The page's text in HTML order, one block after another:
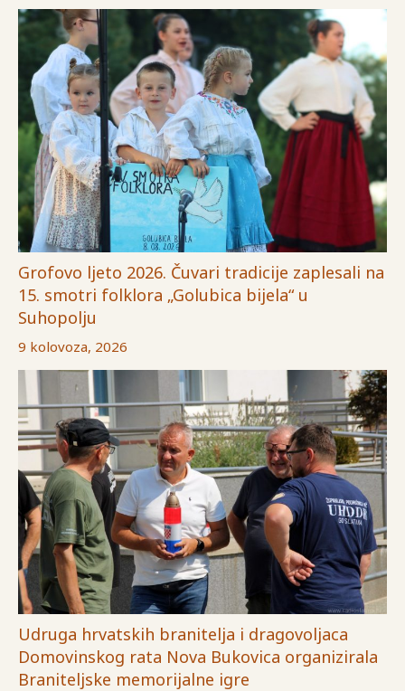
Grofovo ljeto 2026. Čuvari tradicije zaplesali na
15. smotri folklora „Golubica bijela“ u
Suhopolju
9 kolovoza, 2026
Udruga hrvatskih branitelja i dragovoljaca
Domovinskog rata Nova Bukovica organizirala
Braniteljske memorijalne igre